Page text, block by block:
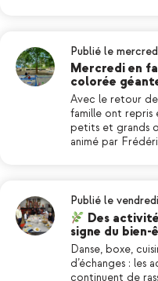
Publié le
Mercredi en
colorée
Avec le retour
famille ont repris
petits et grands
animé par
Publié le
Des
signe du
Danse, boxe,
d’échanges : les
continuent de